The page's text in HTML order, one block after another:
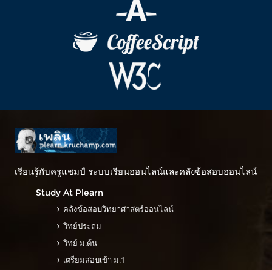
เรียนรู้กับครูแชมป์ ระบบเรียนออนไลน์และคลังข้อสอบออนไลน์
Study At Plearn
คลังข้อสอบวิทยาศาสตร์ออนไลน์
วิทย์ประถม
วิทย์ ม.ต้น
เตรียมสอบเข้า ม.1